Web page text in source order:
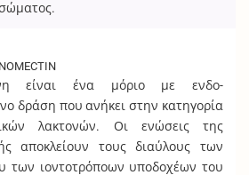
είναι ένα μόριο με ενδο-
δράση που ανήκει στην κατηγορία
λακτονών. Οι ενώσεις της
αποκλείουν τους διαύλους των
των ιοντοτρόποων υποδοχέων του